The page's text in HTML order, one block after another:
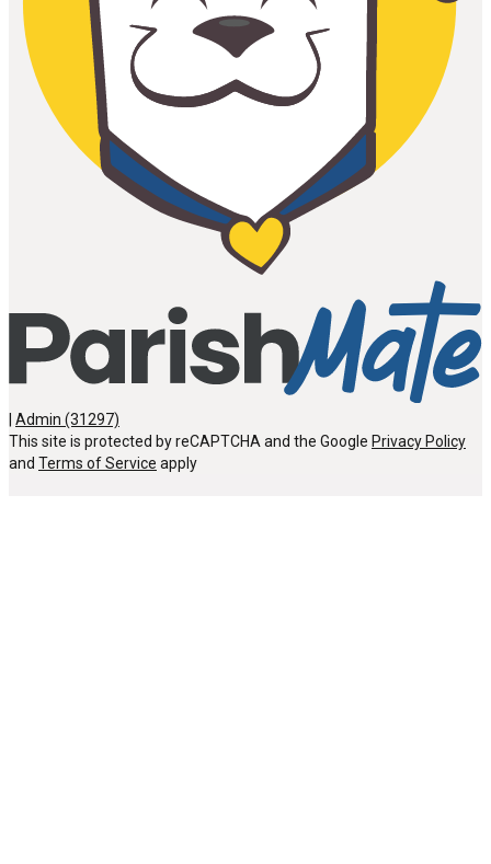
| Admin (31297)
This site is protected by reCAPTCHA and the Google Privacy Policy
and Terms of Service apply